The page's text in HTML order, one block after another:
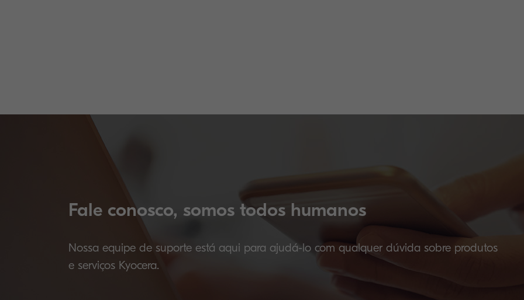
Fale conosco, somos todos humanos
Nossa equipe de suporte está aqui para ajudá-lo com qualquer dúvida sobre produtos
e serviços Kyocera.